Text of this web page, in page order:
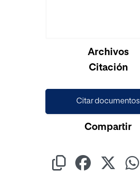
Cargando...Archivos
Citación
Citar documentos
Compartir